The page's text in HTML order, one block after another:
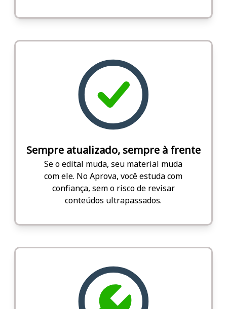
Sempre atualizado, sempre à frente
Se o edital muda, seu material muda
com ele. No Aprova, você estuda com
confiança, sem o risco de revisar
conteúdos ultrapassados.